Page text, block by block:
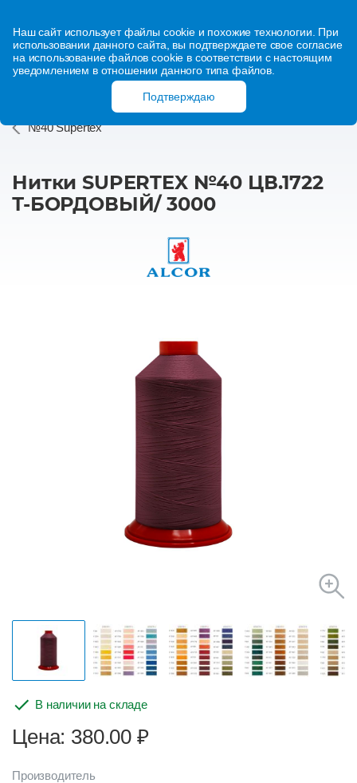
Наш сайт использует файлы cookie и похожие технологии. При
использовании данного сайта, вы подтверждаете свое согласие
на использование файлов cookie в соответствии с настоящим
уведомлением в отношении данного типа файлов.
Подтверждаю
№40 Supertex
Нитки SUPERTEX №40 ЦВ.1722
Т-БОРДОВЫЙ/ 3000
В наличии на складе
Цена: 380.00 ₽
Производитель